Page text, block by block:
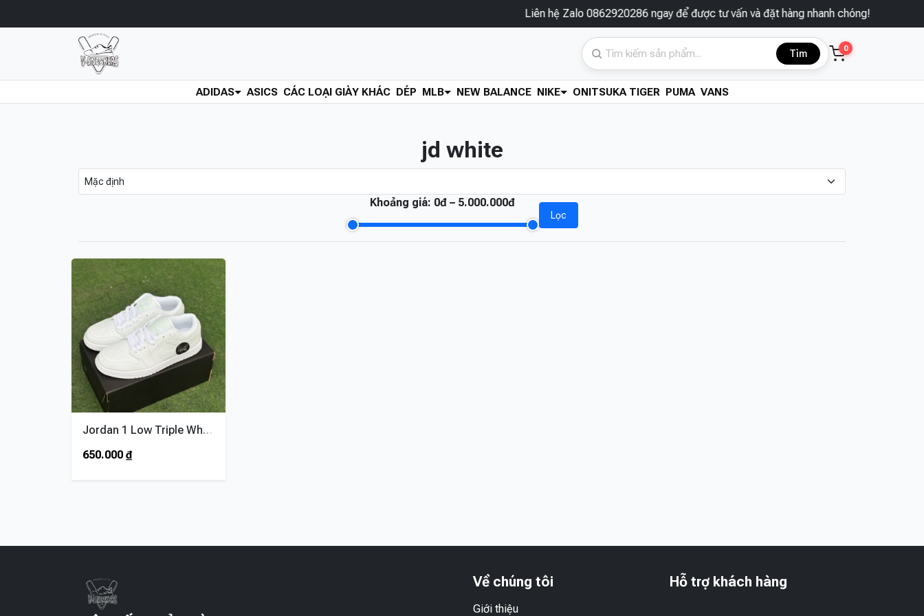
Liên hệ Zalo 0862920286 ngay để được tư vấn và đặt hàng nhanh chóng!
Tìm 0
ADIDAS ASICS CÁC LOẠI GIÀY KHÁC DÉP MLB NEW BALANCE NIKE ONITSUKA TIGER PUMA VANS
jd white
Khoảng giá: 0đ – 5.000.000đ
Lọc
Jordan 1 Low Triple White
650.000 ₫
Về chúng tôi
Giới thiệu
Hỗ trợ khách hàng